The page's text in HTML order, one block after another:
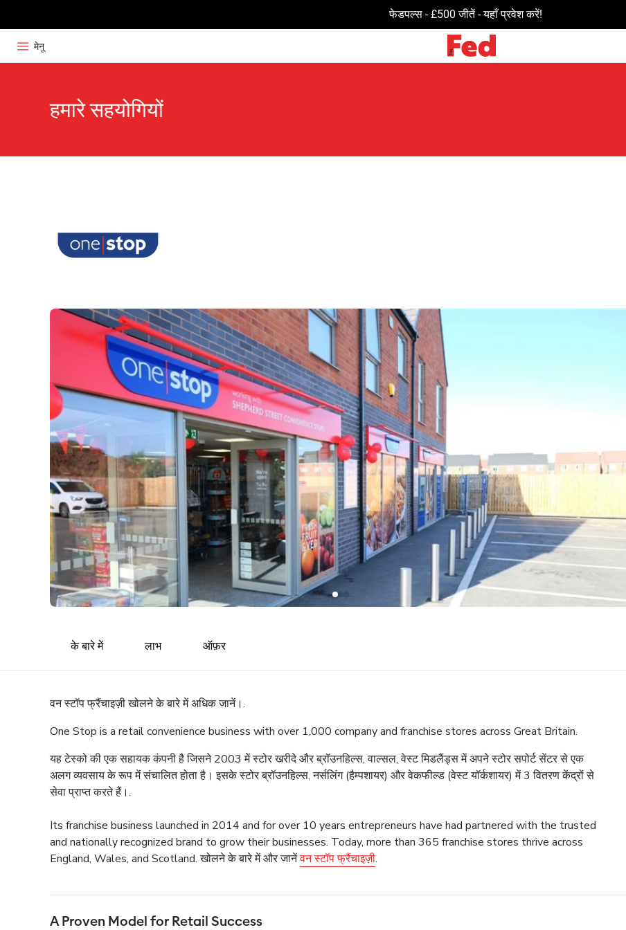
फेडपल्स - £500 जीतें - यहाँ प्रवेश करें!
मेनू
हमारे सहयोगियों
के बारे में लाभ ऑफ़र
वन स्टॉप फ्रैंचाइज़ी खोलने के बारे में अधिक जानें।.
One Stop is a retail convenience business with over 1,000 company and franchise stores across Great Britain.
यह टेस्को की एक सहायक कंपनी है जिसने 2003 में स्टोर खरीदे और ब्रॉउनहिल्स, वाल्सल, वेस्ट मिडलैंड्स में अपने स्टोर सपोर्ट सेंटर से एक
अलग व्यवसाय के रूप में संचालित होता है। इसके स्टोर ब्रॉउनहिल्स, नर्सलिंग (हैम्पशायर) और वेकफील्ड (वेस्ट यॉर्कशायर) में 3 वितरण केंद्रों से
सेवा प्राप्त करते हैं।.
Its franchise business launched in 2014 and for over 10 years entrepreneurs have had partnered with the trusted
and nationally recognized brand to grow their businesses. Today, more than 365 franchise stores thrive across
England, Wales, and Scotland.खोलने के बारे में और जानेंवन स्टॉप फ्रैंचाइज़ी.
A Proven Model for Retail Success